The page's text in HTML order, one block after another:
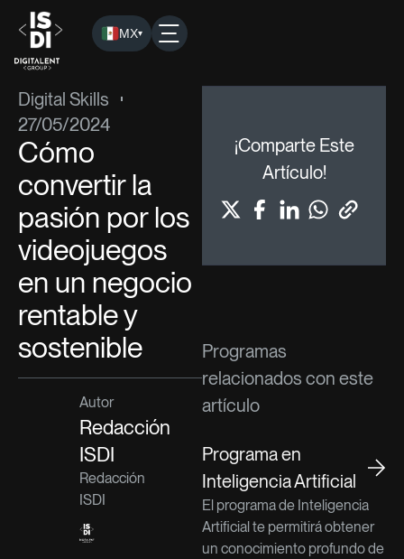
MX▾
ISDI›Blog
Digital Skills
27/05/2024
Cómo
convertir la
pasión por los
videojuegos
en un negocio
rentable y
sostenible
Autor
Redacción
ISDI
Redacción
ISDI
¡Comparte Este
Artículo!
Programas
relacionados con este
artículo
Programa en
Inteligencia Artificial
El programa de Inteligencia
Artificial te permitirá obtener
un conocimiento profundo de